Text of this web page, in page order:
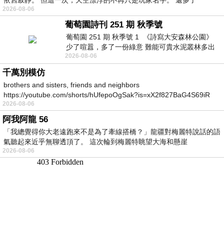
2026-08-06
葡萄園詩刊 251 期 秋季號
葡萄園 251 期 秋季號 1 《詩寫大安森林公園》
少了喧囂，多了一份綠意 難能可貴水泥叢林多出
一
2026-08-06
千萬別模仿
brothers and sisters, friends and neighbors
https://youtube.com/shorts/hUfepoOgSak?is=xX2f827BaG4S69iR
https
2026-08-06
阿我阿龍 56
「我總覺得你大老遠跑來不是為了牽線搭橋？」龍疆對梅麗特說話的語
氣聽起來近乎無聊透頂了。 這次輪到梅麗特眺望大海和懸崖
2026-08-06